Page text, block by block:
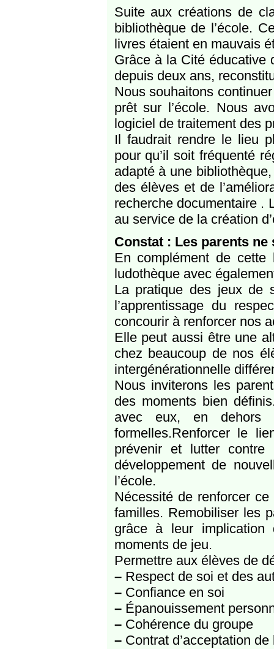
Suite aux créations de
bibliothèque de l’école.
livres étaient en mauvais
Grâce à la Cité éducative
depuis deux ans,
Nous souhaitons
prêt sur l’école. Nous
logiciel de traitement des
Il faudrait rendre le lieu
pour qu’il soit fréquenté
adapté à une
des élèves et de
recherche documentaire .
au service de la création
Constat : Les parents ne
En complément de cette
ludothèque avec
La pratique des jeux de
l’apprentissage du
concourir à renforcer nos
Elle peut aussi être une
chez beaucoup de nos
intergénérationnelle
Nous inviterons les
des moments bien
avec eux, en dehors
formelles.Renforcer le
prévenir et lutter contre
développement de
l’école.
Nécessité de renforcer
familles. Remobiliser les
grâce à leur
moments de jeu.
Permettre aux élèves de
–Respect de soi et des
–Confiance en soi
–Épanouissement
–Cohérence du groupe
–Contrat d’acceptation